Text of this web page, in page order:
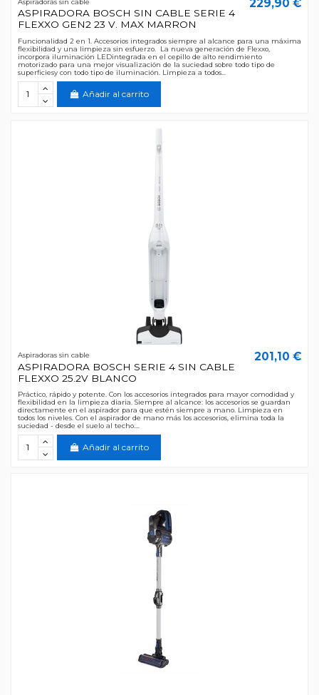
Aspiradoras sin cable
ASPIRADORA BOSCH SIN CABLE SERIE 4
FLEXXO GEN2 23 V. MAX MARRON
229,90 €
Funcionalidad 2 en 1. Accesorios integrados siempre al alcance para una máxima
flexibilidad y una limpieza sin esfuerzo. La nueva generación de Flexxo,
incorpora iluminación LEDintegrada en el cepillo de alto rendimiento
motorizado para una mejor visualización de la suciedad sobre todo tipo de
superficiesy con todo tipo de iluminación. Limpieza a todos...
Añadir al carrito
Aspiradoras sin cable
ASPIRADORA BOSCH SERIE 4 SIN CABLE
FLEXXO 25.2V BLANCO
201,10 €
Práctico, rápido y potente. Con los accesorios integrados para mayor comodidad y
flexibilidad en la limpieza diaria. Siempre al alcance: los accesorios se guardan
directamente en el aspirador para que estén siempre a mano. Limpieza en
todos los niveles. Con el aspirador de mano más los accesorios, elimina toda la
suciedad - desde el suelo al techo....
Añadir al carrito